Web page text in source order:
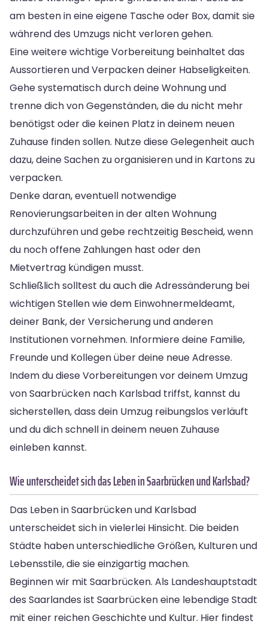
am besten in eine eigene Tasche oder Box, damit sie
während des Umzugs nicht verloren gehen.
Eine weitere wichtige Vorbereitung beinhaltet das
Aussortieren und Verpacken deiner Habseligkeiten.
Gehe systematisch durch deine Wohnung und
trenne dich von Gegenständen, die du nicht mehr
benötigst oder die keinen Platz in deinem neuen
Zuhause finden sollen. Nutze diese Gelegenheit auch
dazu, deine Sachen zu organisieren und in Kartons zu
verpacken.
Denke daran, eventuell notwendige
Renovierungsarbeiten in der alten Wohnung
durchzuführen und gebe rechtzeitig Bescheid, wenn
du noch offene Zahlungen hast oder den
Mietvertrag kündigen musst.
Schließlich solltest du auch die Adressänderung bei
wichtigen Stellen wie dem Einwohnermeldeamt,
deiner Bank, der Versicherung und anderen
Institutionen vornehmen. Informiere deine Familie,
Freunde und Kollegen über deine neue Adresse.
Indem du diese Vorbereitungen vor deinem Umzug
von Saarbrücken nach Karlsbad triffst, kannst du
sicherstellen, dass dein Umzug reibungslos verläuft
und du dich schnell in deinem neuen Zuhause
einleben kannst.
Wie unterscheidet sich das Leben in Saarbrücken und Karlsbad?
Das Leben in Saarbrücken und Karlsbad
unterscheidet sich in vielerlei Hinsicht. Die beiden
Städte haben unterschiedliche Größen, Kulturen und
Lebensstile, die sie einzigartig machen.
Beginnen wir mit Saarbrücken. Als Landeshauptstadt
des Saarlandes ist Saarbrücken eine lebendige Stadt
mit einer reichen Geschichte und Kultur. Hier findest